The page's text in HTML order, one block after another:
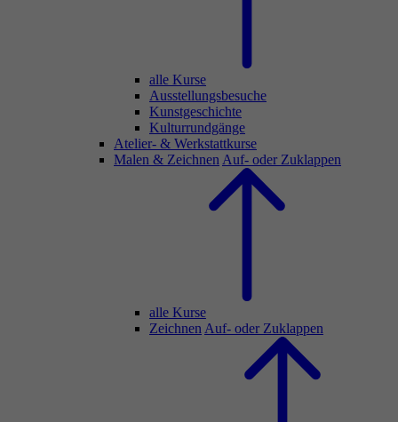
alle Kurse
Ausstellungsbesuche
Kunstgeschichte
Kulturrundgänge
Atelier- & Werkstattkurse
Malen & Zeichnen Auf- oder Zuklappen
alle Kurse
Zeichnen Auf- oder Zuklappen